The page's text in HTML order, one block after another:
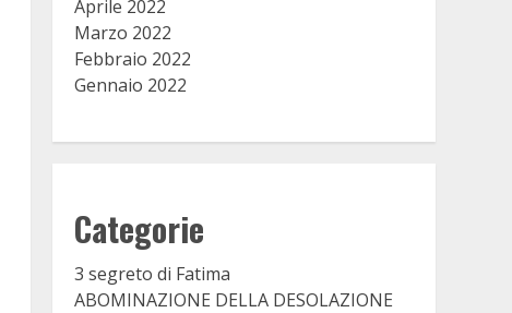
Aprile 2022
Marzo 2022
Febbraio 2022
Gennaio 2022
Categorie
3 segreto di Fatima
ABOMINAZIONE DELLA DESOLAZIONE